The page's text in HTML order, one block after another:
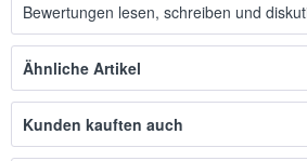
Bewertungen lesen, schreiben und
Ähnliche Artikel
Kunden kauften auch